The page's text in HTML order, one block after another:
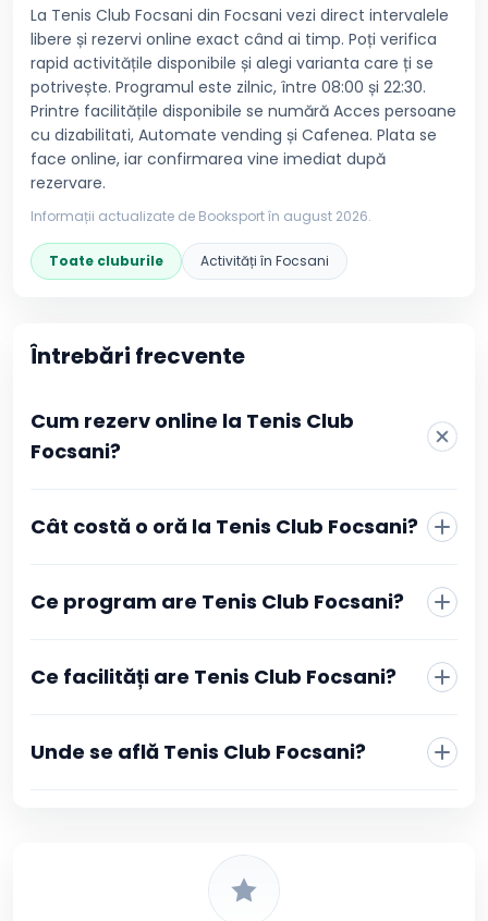
La Tenis Club Focsani din Focsani vezi direct intervalele
libere și rezervi online exact când ai timp. Poți verifica
rapid activitățile disponibile și alegi varianta care ți se
potrivește. Programul este zilnic, între 08:00 și 22:30.
Printre facilitățile disponibile se numără Acces persoane
cu dizabilitati, Automate vending și Cafenea. Plata se
face online, iar confirmarea vine imediat după
rezervare.
Informații actualizate de Booksport în august 2026.
Toate cluburile Activități în Focsani
Întrebări frecvente
Cum rezerv online la Tenis Club
Focsani?
pagina clubului, fără telefon sau mesaje către recepție.
face prin plată online, iar după ce tranzacția este
aprobată primești imediat o confirmare în contul tău
rezervării.
Cât costă o oră la Tenis Club Focsani?
Ce program are Tenis Club Focsani?
Ce facilități are Tenis Club Focsani?
Unde se află Tenis Club Focsani?